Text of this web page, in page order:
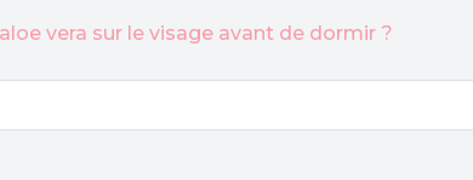
vera sur le visage avant de dormir ?